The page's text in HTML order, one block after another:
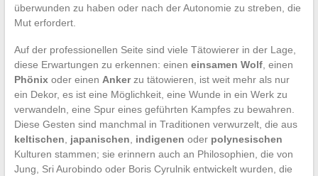
überwunden zu haben oder nach der Autonomie zu streben, die
Mut erfordert.
Auf der professionellen Seite sind viele Tätowierer in der Lage,
diese Erwartungen zu erkennen: einen einsamen Wolf, einen
Phönixoder einen Ankerzu tätowieren, ist weit mehr als nur
ein Dekor, es ist eine Möglichkeit, eine Wunde in ein Werk zu
verwandeln, eine Spur eines geführten Kampfes zu bewahren.
Diese Gesten sind manchmal in Traditionen verwurzelt, die aus
keltischen
japanischen indigenen oder polynesischen
Kulturen stammen; sie erinnern auch an Philosophien, die von
Jung, Sri Aurobindo oder Boris Cyrulnik entwickelt wurden, die